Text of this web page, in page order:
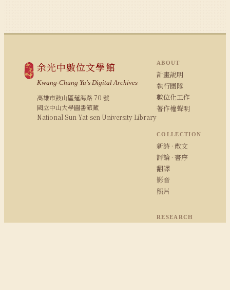
余光中數位文學館
Kwang-Chung Yu's Digital Archives
高雄市鼓山區蓮海路 70 號
國立中山大學圖書館藏
National Sun Yat-sen University Library
ABOUT
計畫說明
執行團隊
數位化工作
著作權聲明
COLLECTION
新詩 · 散文
評論 · 書序
翻譯
影音
照片
RESEARCH